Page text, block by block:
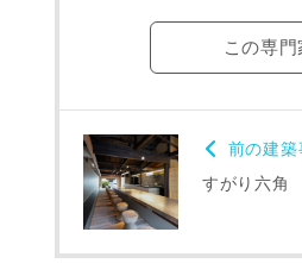
この専
前の建築
すがり六角
ご